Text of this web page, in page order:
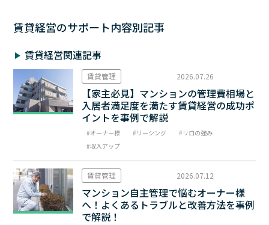
賃貸経営のサポート内容別記事
賃貸経営関連記事
賃貸管理 2026.07.26
【家主必見】マンションの管理費相場と
入居者満足度を満たす賃貸経営の成功ポ
イントを事例で解説
オーナー様 リーシング
リロの強み
収入アップ
賃貸管理 2026.07.12
マンション自主管理で悩むオーナー様
へ！よくあるトラブルと改善方法を事例
で解説！